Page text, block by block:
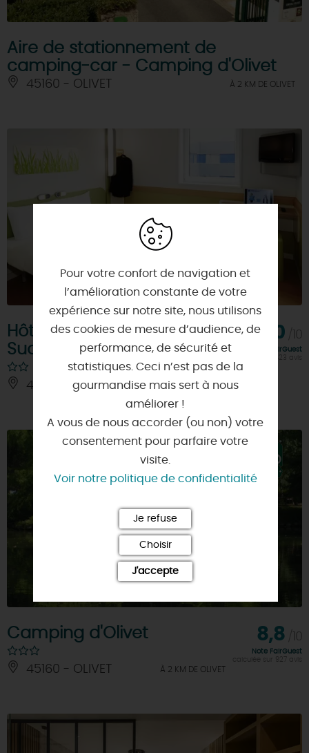
Aire de stationnement de
camping-car - Camping d'Olivet
45160 - OLIVET À 2 KM DE OLIVET
Hôtel Ibis Budget Orléans
Sud CO'Met
45100 - ORLEANS À 2 KM DE OLIVET
7,0
Note FairGuest
calculée sur 4423 avis
Camping d'Olivet
45160 - OLIVET À 2 KM DE OLIVET
8,8
Note FairGuest
calculée sur 927 avis
Pour votre confort de navigation et
l’amélioration constante de votre
expérience sur notre site, nous utilisons
des cookies de mesure d’audience, de
performance, de sécurité et
statistiques. Ceci n’est pas de la
gourmandise mais sert à nous
améliorer !
A vous de nous accorder (ou non) votre
consentement pour parfaire votre
visite.
Voir notre politique de confidentialité
Je refuse
Choisir
J'accepte